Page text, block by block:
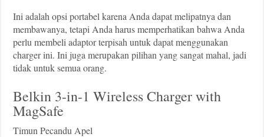
Ini adalah opsi portabel karena Anda dapat melipatnya dan
membawanya, tetapi Anda harus memperhatikan bahwa Anda
perlu membeli adaptor terpisah untuk dapat menggunakan
charger ini. Ini juga merupakan pilihan yang sangat mahal, jadi
tidak untuk semua orang.
Belkin 3-in-1 Wireless Charger with
MagSafe
Timun Pecandu Apel